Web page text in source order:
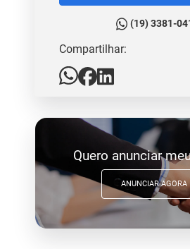
(19) 3381-
Compartilhar:
Quero anunciar
ANUNCIAR AGORA